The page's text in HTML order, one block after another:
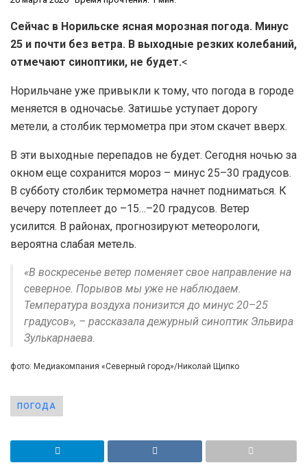
Сейчас в Норильске ясная морозная погода. Минус
25 и почти без ветра. В выходные резких колебаний,
отмечают синоптики, не будет.<
Норильчане уже привыкли к тому, что погода в городе
меняется в одночасье. Затишье уступает дорогу
метели, а столбик термометра при этом скачет вверх.
В эти выходные перепадов не будет. Сегодня ночью за
окном еще сохранится мороз – минус 25–30 градусов.
В субботу столбик термометра начнет подниматься. К
вечеру потеплеет до –15…–20 градусов. Ветер
усилится. В районах, прогнозируют метеорологи,
вероятна слабая метель.
«В воскресенье ветер поменяет свое направление на
северное. Порывов мы уже не наблюдаем.
Температура воздуха понизится до минус 20–25
градусов», – рассказала дежурный синоптик Эльвира
Зулькарнаева.
фото: Медиакомпания «Северный город»/Николай Щипко
ПОГОДА